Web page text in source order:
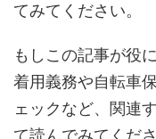
てみてください。
もしこの記事が役
着用義務や自転車
ェックなど、関連
て読んでみてくだ